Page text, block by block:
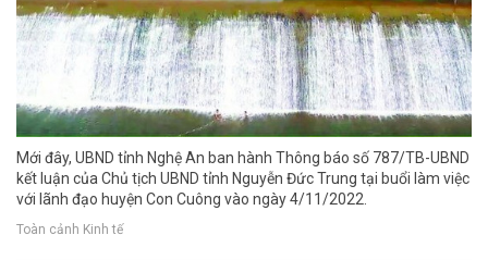
Mới đây, UBND tỉnh Nghệ An ban hành Thông báo số 787/TB-UBND
kết luận của Chủ tịch UBND tỉnh Nguyễn Đức Trung tại buổi làm việc
với lãnh đạo huyện Con Cuông vào ngày 4/11/2022.
Toàn cảnh Kinh tế